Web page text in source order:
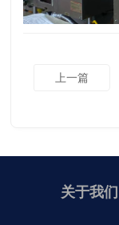
上一篇
关于我们